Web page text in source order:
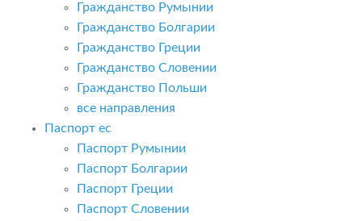
Гражданство Румынии
Гражданство Болгарии
Гражданство Греции
Гражданство Словении
Гражданство Польши
все направления
Паспорт ес
Паспорт Румынии
Паспорт Болгарии
Паспорт Греции
Паспорт Словении